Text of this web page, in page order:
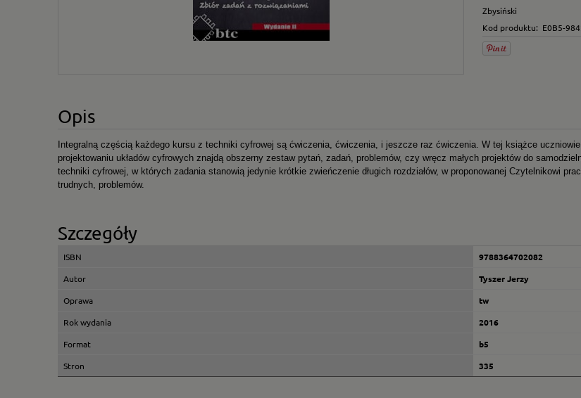
Zbysiński
Kod produktu: E0B5-
Opis
Integralną częścią każdego kursu z techniki cyfrowej są ćwiczenia, ćwiczenia, i jeszcze raz ćwiczenia. W tej książce
projektowaniu układów cyfrowych znajdą obszerny zestaw pytań, zadań, problemów, czy wręcz małych projektów do
techniki cyfrowej, w których zadania stanowią jedynie krótkie zwieńczenie długich rozdziałów, w proponowanej Czytelnikowi
trudnych, problemów.
Szczegóły
ISBN
9788364702082
Autor
Tyszer Jerzy
Oprawa
tw
Rok wydania
2016
Format
b5
Stron
335